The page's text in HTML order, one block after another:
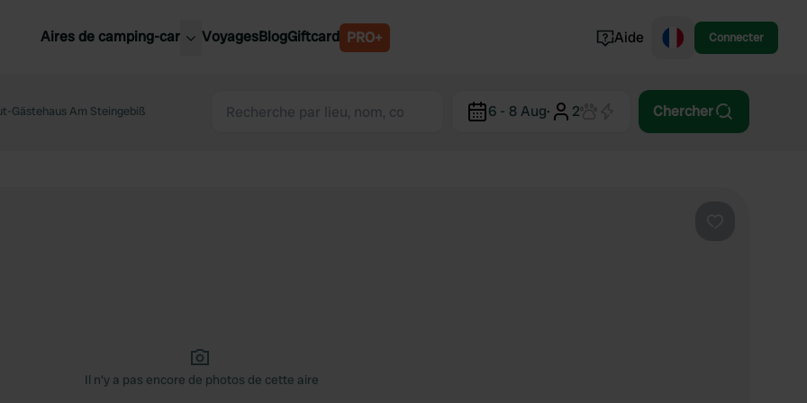
Aires de camping-car
Slovénie
VoyagesBlogGiftcard PRO+ Aide Connecter
Gästehaus Am Steingebiß 6 - 8 Aug· 2 Chercher
Il n'y a pas encore de photos de cette aire